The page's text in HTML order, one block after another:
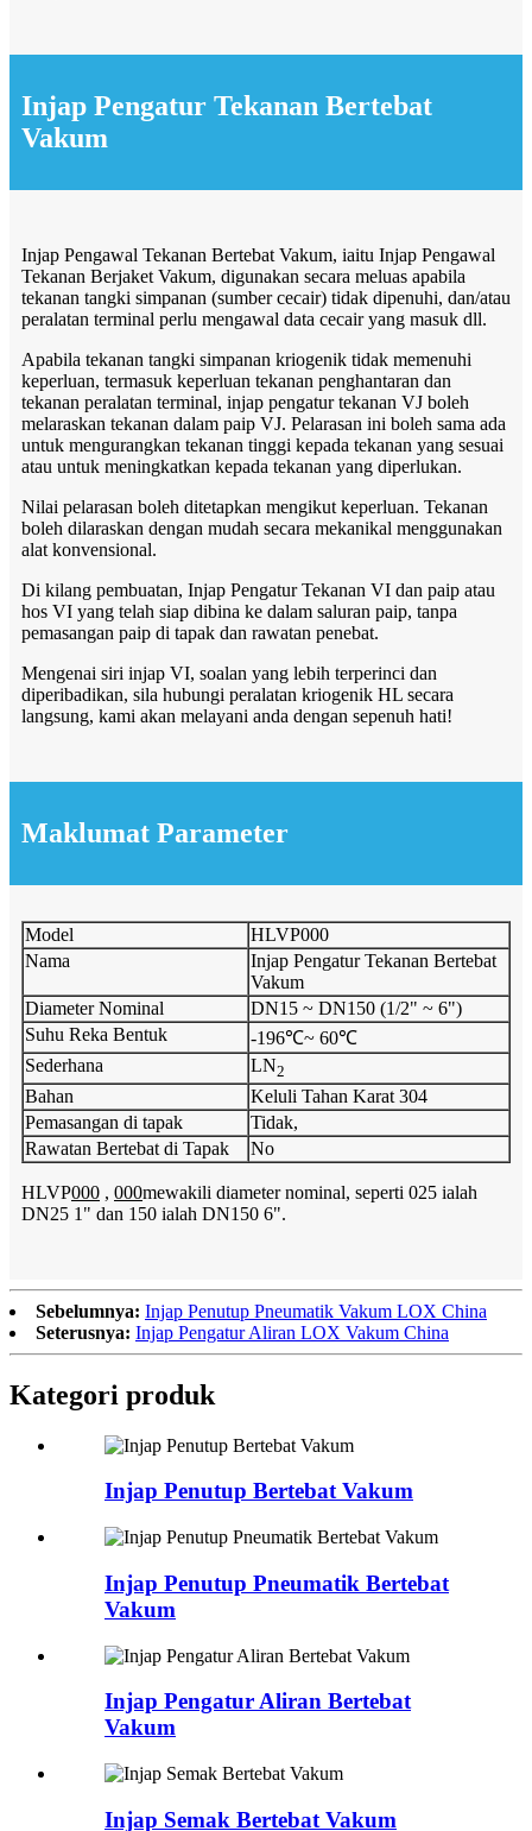
Injap Pengatur Tekanan Bertebat
Vakum
Injap Pengawal Tekanan Bertebat Vakum, iaitu Injap Pengawal
Tekanan Berjaket Vakum, digunakan secara meluas apabila
tekanan tangki simpanan (sumber cecair) tidak dipenuhi, dan/atau
peralatan terminal perlu mengawal data cecair yang masuk dll.
Apabila tekanan tangki simpanan kriogenik tidak memenuhi
keperluan, termasuk keperluan tekanan penghantaran dan
tekanan peralatan terminal, injap pengatur tekanan VJ boleh
melaraskan tekanan dalam paip VJ. Pelarasan ini boleh sama ada
untuk mengurangkan tekanan tinggi kepada tekanan yang sesuai
atau untuk meningkatkan kepada tekanan yang diperlukan.
Nilai pelarasan boleh ditetapkan mengikut keperluan. Tekanan
boleh dilaraskan dengan mudah secara mekanikal menggunakan
alat konvensional.
Di kilang pembuatan, Injap Pengatur Tekanan VI dan paip atau
hos VI yang telah siap dibina ke dalam saluran paip, tanpa
pemasangan paip di tapak dan rawatan penebat.
Mengenai siri injap VI, soalan yang lebih terperinci dan
diperibadikan, sila hubungi peralatan kriogenik HL secara
langsung, kami akan melayani anda dengan sepenuh hati!
Maklumat Parameter
Model
HLVP000
Nama
Injap Pengatur Tekanan Bertebat
Vakum
Diameter Nominal
DN15 ~ DN150 (1/2" ~ 6")
Suhu Reka Bentuk
-196℃~ 60℃
Sederhana
LN2
Bahan
Keluli Tahan Karat 304
Pemasangan di tapak
Tidak,
Rawatan Bertebat di Tapak
No
HLVP000 , 000mewakili diameter nominal, seperti 025 ialah
DN25 1" dan 150 ialah DN150 6".
Sebelumnya: Injap Penutup Pneumatik Vakum LOX China
Seterusnya: Injap Pengatur Aliran LOX Vakum China
Kategori produk
Injap Penutup Bertebat Vakum
Injap Penutup Pneumatik Bertebat
Vakum
Injap Pengatur Aliran Bertebat
Vakum
Injap Semak Bertebat Vakum